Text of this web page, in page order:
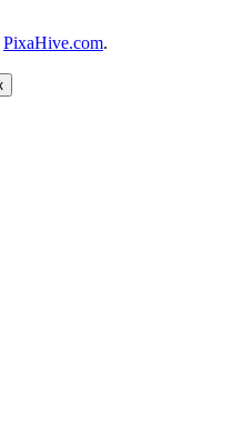
PixaHive.com.